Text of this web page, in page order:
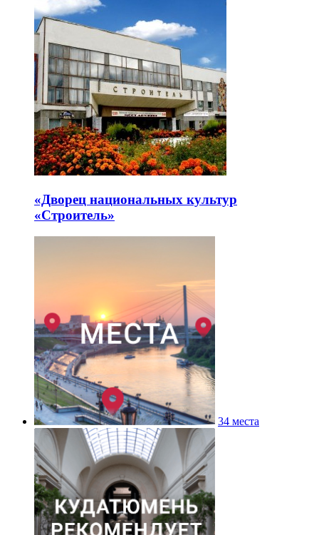
«Дворец национальных культур
«Строитель»
34 места